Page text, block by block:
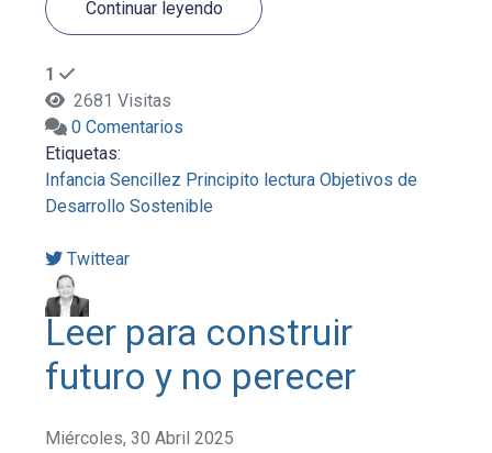
Continuar leyendo
1
2681 Visitas
0 Comentarios
Etiquetas:
Infancia Sencillez Principito lectura Objetivos de
Desarrollo Sostenible
Twittear
Leer para construir
futuro y no perecer
Miércoles, 30 Abril 2025